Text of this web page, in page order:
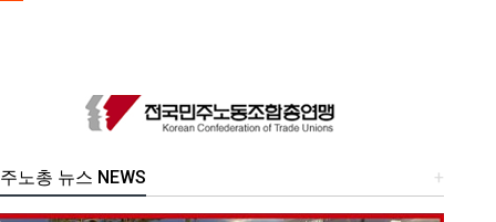
+
노총 뉴스 NEWS